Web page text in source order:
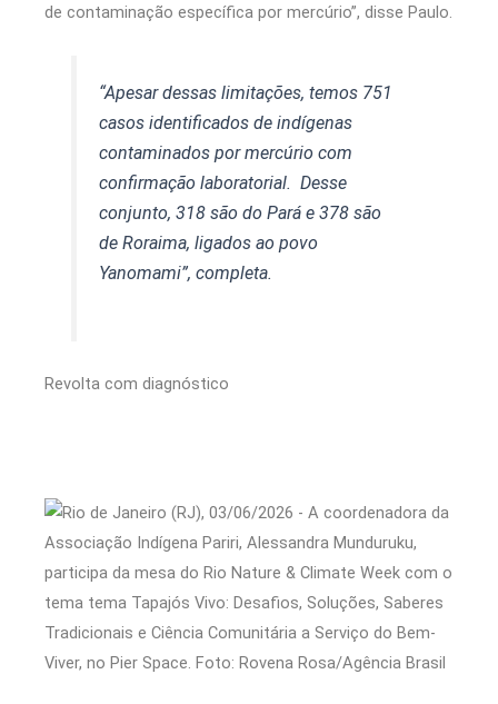
de contaminação específica por mercúrio”, disse Paulo.
“Apesar dessas limitações, temos 751
casos identificados de indígenas
contaminados por mercúrio com
confirmação laboratorial. Desse
conjunto, 318 são do Pará e 378 são
de Roraima, ligados ao povo
Yanomami”, completa.
Revolta com diagnóstico